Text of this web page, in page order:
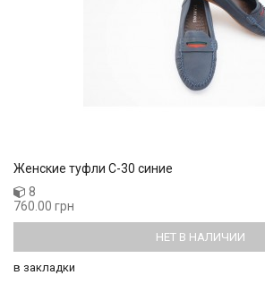
Женские туфли C-30 синие
8
760.00 грн
НЕТ В НАЛИЧИИ
в закладки